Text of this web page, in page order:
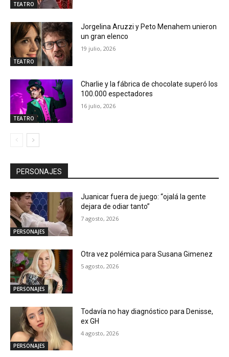
TEATRO
TEATRO
Jorgelina Aruzzi y Peto Menahem unieron
un gran elenco
19 julio, 2026
TEATRO
Charlie y la fábrica de chocolate superó los
100.000 espectadores
16 julio, 2026
PERSONAJES
PERSONAJES
Juanicar fuera de juego: “ojalá la gente
dejara de odiar tanto”
7 agosto, 2026
PERSONAJES
Otra vez polémica para Susana Gimenez
5 agosto, 2026
PERSONAJES
Todavía no hay diagnóstico para Denisse,
ex GH
4 agosto, 2026